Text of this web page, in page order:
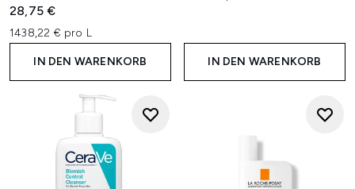
28,75 €
1438,22 € pro L
IN DEN WARENKORB IN DEN WARENKORB